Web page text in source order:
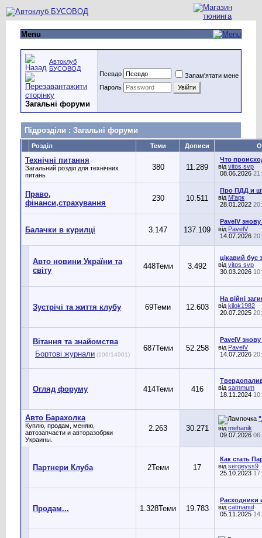
Menu
Автоклуб
БУСОВОД
Загальні форуми
Псевдо
Запам'ятати мене
Пароль
Підрозділи : Загальні форуми
Розділ Теми Дописи
Технічні питання
Загальний розділ для технічних
питань
380 11.289
Что
від vitos svp
08.06.2026
Право,
фінанси,страхування
230 10.511
Про ПДД и
від М'арк
28.01.2022
Балачки в курилці 3.147 137.109
PavelV
від PavelV
14.07.2026
Авто новини України та
світу
448Теми 3.492
цікавий бус
від vitos svp
30.03.2026
Зустрічі та життя клубу 69Теми 12.603
На війні
від kilok1982
20.07.2025
Вітання та знайомства
Бортові журнали (106/14901)
687Теми 52.258
PavelV
від PavelV
14.07.2026
Огляд форуму 414Теми 416
від sammum
18.11.2024
Авто Барахолка
Куплю, продам, меняю,
автозапчасти и авторазобрки
Украины.
2.263 30.271
від mehanik
09.07.2026
Партнери Клуба 2Теми 17
Как стать
від sergeyss9
25.10.2023
Продам... 1.328Теми 19.783
Расходники
від catmanul
05.11.2025